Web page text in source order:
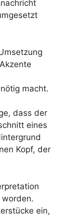
macht.
dass der
eines
Kopf, der
ein,